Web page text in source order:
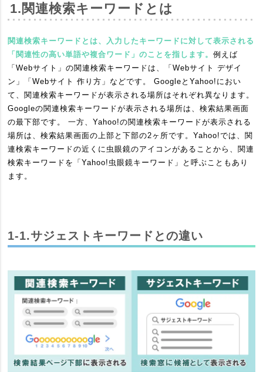
1.関連検索キーワードとは
関連検索キーワードとは、入力したキーワードに対して表示される
「関連性の高い単語や複合ワード」のことを指します。例えば
「Webサイト」の関連検索キーワードは、「Webサイト デザイ
ン」「Webサイト 作り方」などです。 GoogleとYahoo!におい
て、関連検索キーワードが表示される場所はそれぞれ異なります。
Googleの関連検索キーワードが表示される場所は、検索結果画面
の最下部です。 一方、Yahoo!の関連検索キーワードが表示される
場所は、検索結果画面の上部と下部の2ヶ所です。Yahoo!では、関
連検索キーワードの近くに虫眼鏡のアイコンがあることから、関連
検索キーワードを「Yahoo!虫眼鏡キーワード」と呼ぶこともあり
ます。
1-1.サジェストキーワードとの違い